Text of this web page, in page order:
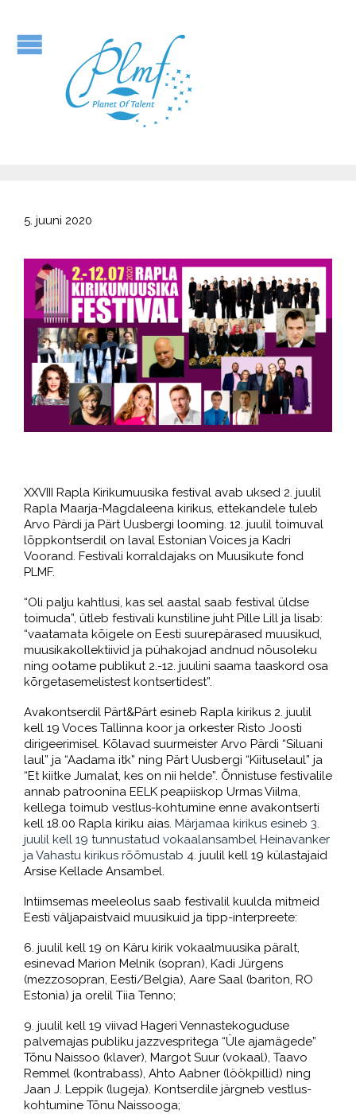
5. juuni 2020
XXVIII Rapla Kirikumuusika festival avab uksed 2. juulil
Rapla Maarja-Magdaleena kirikus, ettekandele tuleb
Arvo Pärdi ja Pärt Uusbergi looming. 12. juulil toimuval
lõppkontserdil on laval Estonian Voices ja Kadri
Voorand. Festivali korraldajaks on Muusikute fond
PLMF.
“Oli palju kahtlusi, kas sel aastal saab festival üldse
toimuda”, ütleb festivali kunstiline juht Pille Lill ja lisab:
“vaatamata kõigele on Eesti suurepärased muusikud,
muusikakollektiivid ja pühakojad andnud nõusoleku
ning ootame publikut 2.-12. juulini saama taaskord osa
kõrgetasemelistest kontsertidest”.
Avakontserdil Pärt&Pärt esineb Rapla kirikus 2. juulil
kell 19 Voces Tallinna koor ja orkester Risto Joosti
dirigeerimisel. Kõlavad suurmeister Arvo Pärdi “Siluani
laul” ja “Aadama itk” ning Pärt Uusbergi “Kiituselaul” ja
“Et kiitke Jumalat, kes on nii helde”. Õnnistuse festivalile
annab patroonina EELK peapiiskop Urmas Viilma,
kellega toimub vestlus-kohtumine enne avakontserti
kell 18.00 Rapla kiriku aias. Märjamaa kirikus esineb 3.
juulil kell 19 tunnustatud vokaalansambel Heinavanker
ja Vahastu kirikus rõõmustab 4. juulil kell 19 külastajaid
Arsise Kellade Ansambel.
Intiimsemas meeleolus saab festivalil kuulda mitmeid
Eesti väljapaistvaid muusikuid ja tipp-interpreete:
6. juulil kell 19 on Käru kirik vokaalmuusika päralt,
esinevad Marion Melnik (sopran), Kadi Jürgens
(mezzosopran, Eesti/Belgia), Aare Saal (bariton, RO
Estonia) ja orelil Tiia Tenno;
9. juulil kell 19 viivad Hageri Vennastekoguduse
palvemajas publiku jazzvespritega “Üle ajamägede”
Tõnu Naissoo (klaver), Margot Suur (vokaal), Taavo
Remmel (kontrabass), Ahto Aabner (löökpillid) ning
Jaan J. Leppik (lugeja). Kontserdile järgneb vestlus-
kohtumine Tõnu Naissooga;